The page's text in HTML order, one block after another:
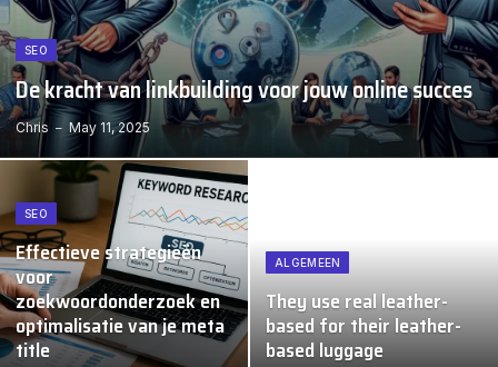
SEO
De kracht van linkbuilding voor jouw online succes
Chris May 11, 2025
SEO
Effectieve strategieën
voor
zoekwoordonderzoek en
optimalisatie van je meta
title
ALGEMEEN
They use real leather-
based for their leather-
based luggage